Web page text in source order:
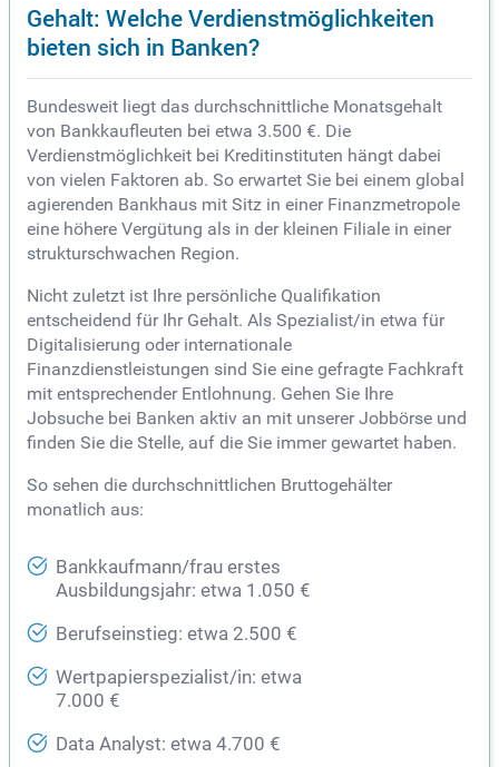
Gehalt: Welche Verdienstmöglichkeiten
bieten sich in Banken?
Bundesweit liegt das durchschnittliche Monatsgehalt
von Bankkaufleuten bei etwa 3.500 €. Die
Verdienstmöglichkeit bei Kreditinstituten hängt dabei
von vielen Faktoren ab. So erwartet Sie bei einem global
agierenden Bankhaus mit Sitz in einer Finanzmetropole
eine höhere Vergütung als in der kleinen Filiale in einer
strukturschwachen Region.
Nicht zuletzt ist Ihre persönliche Qualifikation
entscheidend für Ihr Gehalt. Als Spezialist/in etwa für
Digitalisierung oder internationale
Finanzdienstleistungen sind Sie eine gefragte Fachkraft
mit entsprechender Entlohnung. Gehen Sie Ihre
Jobsuche bei Banken aktiv an mit unserer Jobbörse und
finden Sie die Stelle, auf die Sie immer gewartet haben.
So sehen die durchschnittlichen Bruttogehälter
monatlich aus:
Bankkaufmann/frau erstes
Ausbildungsjahr: etwa 1.050 €
Berufseinstieg: etwa 2.500 €
Wertpapierspezialist/in: etwa
7.000 €
Data Analyst: etwa 4.700 €